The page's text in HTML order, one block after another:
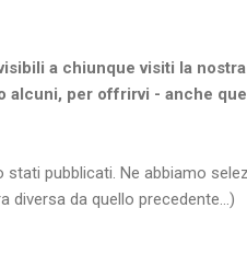
a chiunque visiti la
alcuni, per offrirvi - anche
pubblicati. Ne abbiamo
diversa da quello precedente...)